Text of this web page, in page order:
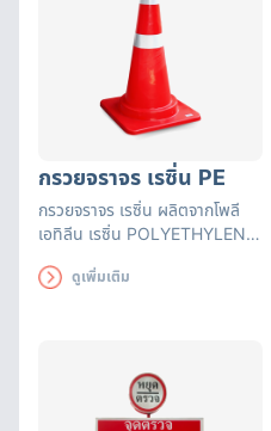
กรวยจราจร เรซิ่น PE
กรวยจราจร เรซิ่น ผลิตจากโพลี
เอทิลีน เรซิ่น POLYETHYLENE
คืนรูปได้เร็ว ทนทานต่อแรงทับจาก
ดูเพิ่มเติม